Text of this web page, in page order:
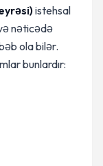
istehsal
nəticədə
ola bilər.
bunlardır: